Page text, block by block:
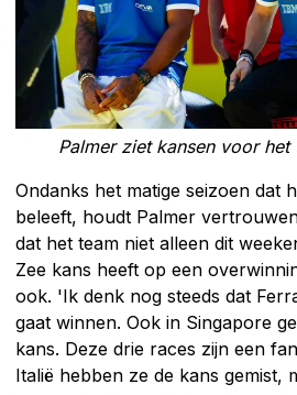
Palmer ziet kansen voor het
Ondanks het matige seizoen dat
beleeft, houdt Palmer
dat het team niet alleen dit
Zee kans heeft op een
ook. 'Ik denk nog steeds dat
gaat winnen. Ook in Singapore
kans. Deze drie races zijn een
Italië hebben ze de kans gemist,